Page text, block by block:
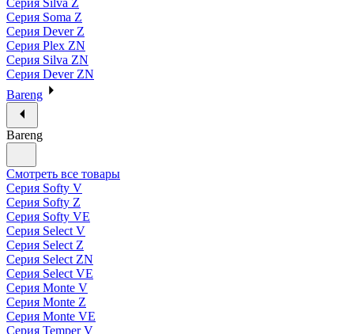
Серия Silva Z
Серия Soma Z
Серия Dever Z
Серия Plex ZN
Серия Silva ZN
Серия Dever ZN
Bareng
Bareng
Смотреть все товары
Серия Softy V
Серия Softy Z
Серия Softy VE
Серия Select V
Серия Select Z
Серия Select ZN
Серия Select VE
Серия Monte V
Серия Monte Z
Серия Monte VE
Серия Temper V